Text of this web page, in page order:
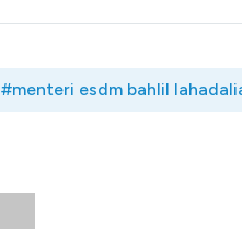
#menteri esdm bahlil